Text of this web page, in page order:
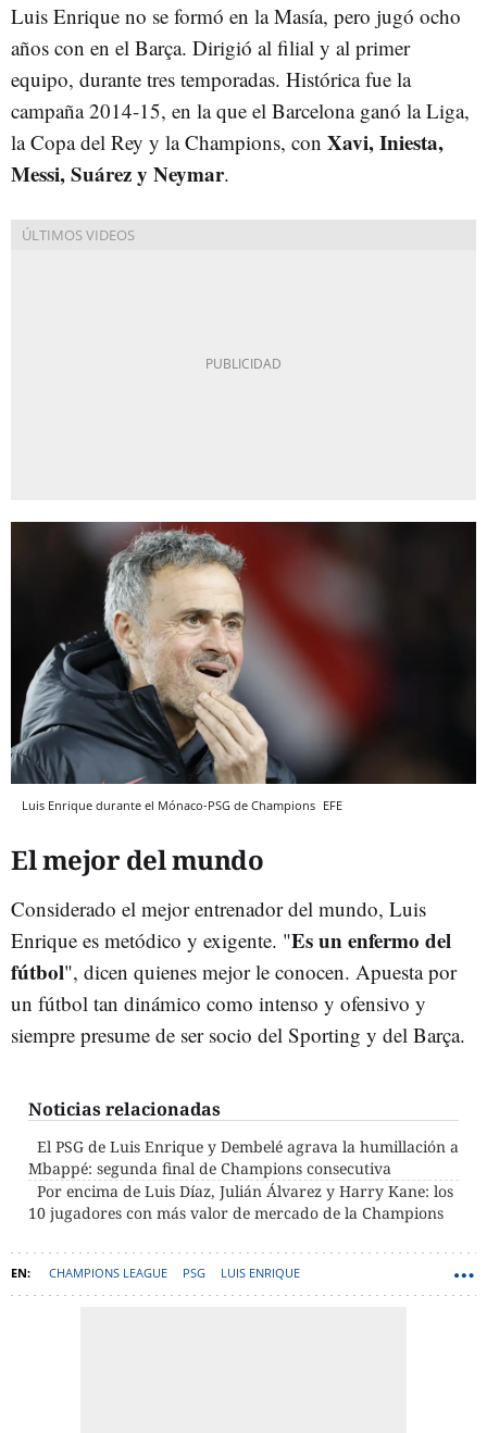
Luis Enrique no se formó en la Masía, pero jugó ocho
años con en el Barça. Dirigió al filial y al primer
equipo, durante tres temporadas. Histórica fue la
campaña 2014-15, en la que el Barcelona ganó la Liga,
la Copa del Rey y la Champions, con Xavi, Iniesta,
Messi, Suárez y Neymar.
Luis Enrique durante el Mónaco-PSG de Champions EFE
El mejor del mundo
Considerado el mejor entrenador del mundo, Luis
Enrique es metódico y exigente. "Es un enfermo del
fútbol", dicen quienes mejor le conocen. Apuesta por
un fútbol tan dinámico como intenso y ofensivo y
siempre presume de ser socio del Sporting y del Barça.
Noticias relacionadas
El PSG de Luis Enrique y Dembelé agrava la humillación a
Mbappé: segunda final de Champions consecutiva
Por encima de Luis Díaz, Julián Álvarez y Harry Kane: los
10 jugadores con más valor de mercado de la Champions
CHAMPIONS LEAGUE PSG LUIS ENRIQUE